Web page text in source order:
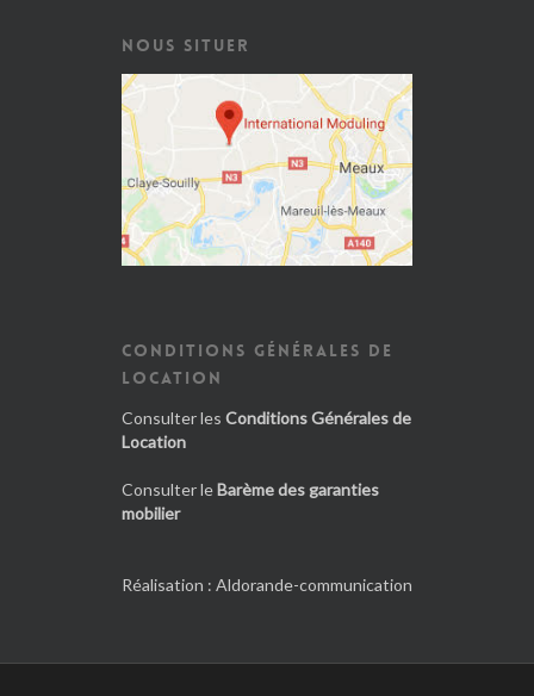
NOUS SITUER
CONDITIONS GÉNÉRALES DE
LOCATION
Consulter les Conditions Générales de
Location
Consulter leBarème des garanties
mobilier
Réalisation : Aldorande-communication